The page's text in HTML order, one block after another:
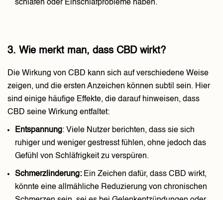
schlafen oder Einschlafprobleme haben.
3. Wie merkt man, dass CBD wirkt?
Die Wirkung von CBD kann sich auf verschiedene Weise
zeigen, und die ersten Anzeichen können subtil sein. Hier
sind einige häufige Effekte, die darauf hinweisen, dass
CBD seine Wirkung entfaltet:
Entspannung: Viele Nutzer berichten, dass sie sich
ruhiger und weniger gestresst fühlen, ohne jedoch das
Gefühl von Schläfrigkeit zu verspüren.
Schmerzlinderung: Ein Zeichen dafür, dass CBD wirkt,
könnte eine allmähliche Reduzierung von chronischen